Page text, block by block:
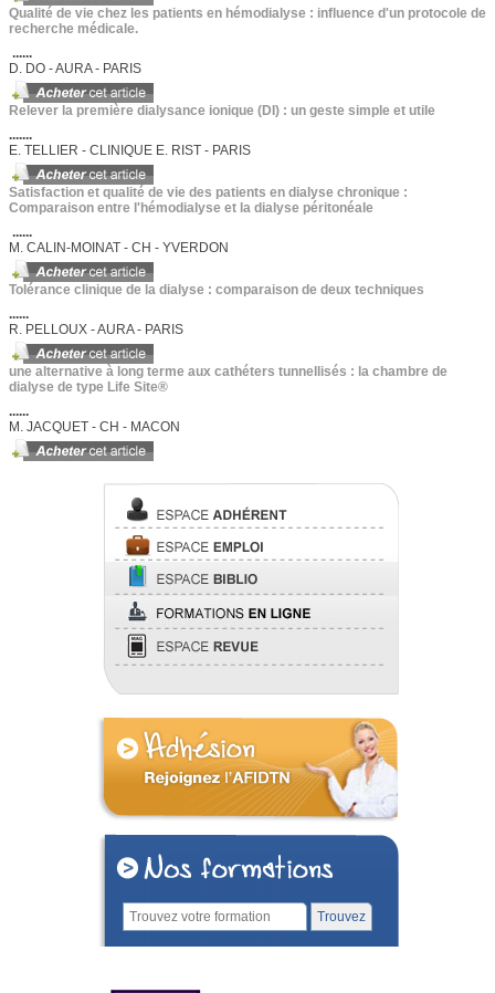
Qualité de vie chez les patients en hémodialyse : influence d'un protocole de
recherche médicale.
......
D. DO - AURA - PARIS
Relever la première dialysance ionique (DI) : un geste simple et utile
.......
E. TELLIER - CLINIQUE E. RIST - PARIS
Satisfaction et qualité de vie des patients en dialyse chronique :
Comparaison entre l'hémodialyse et la dialyse péritonéale
......
M. CALIN-MOINAT - CH - YVERDON
Tolérance clinique de la dialyse : comparaison de deux techniques
......
R. PELLOUX - AURA - PARIS
une alternative à long terme aux cathéters tunnellisés : la chambre de
dialyse de type Life Site®
......
M. JACQUET - CH - MACON